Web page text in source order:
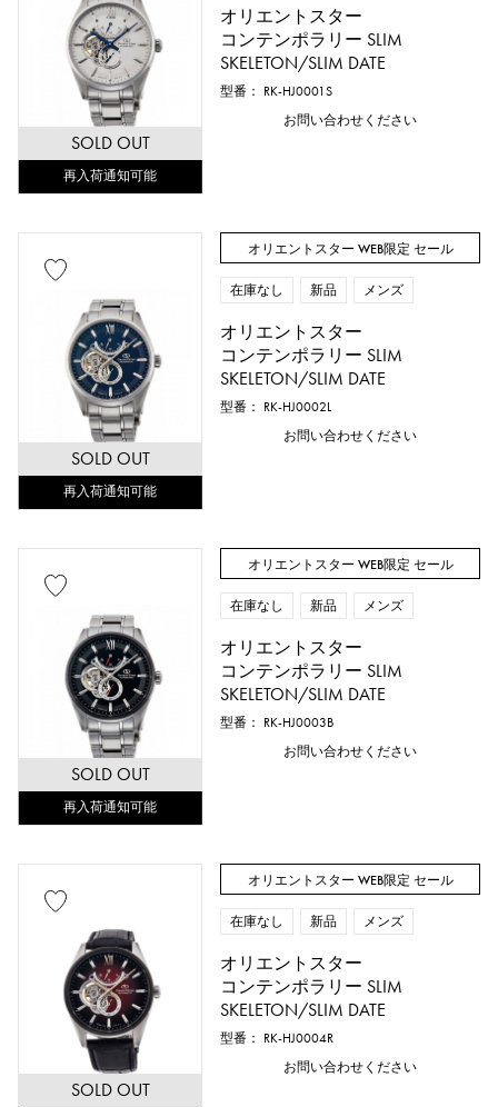
SOLD OUT
再入荷通知可能
オリエントスター
コンテンポラリー SLIM
SKELETON/SLIM DATE
型番： RK-HJ0001S
お問い合わせください
SOLD OUT
再入荷通知可能
オリエントスター WEB限定 セール
在庫なし 新品 メンズ
オリエントスター
コンテンポラリー SLIM
SKELETON/SLIM DATE
型番： RK-HJ0002L
お問い合わせください
SOLD OUT
再入荷通知可能
オリエントスター WEB限定 セール
在庫なし 新品 メンズ
オリエントスター
コンテンポラリー SLIM
SKELETON/SLIM DATE
型番： RK-HJ0003B
お問い合わせください
SOLD OUT
オリエントスター WEB限定 セール
在庫なし 新品 メンズ
オリエントスター
コンテンポラリー SLIM
SKELETON/SLIM DATE
型番： RK-HJ0004R
お問い合わせください